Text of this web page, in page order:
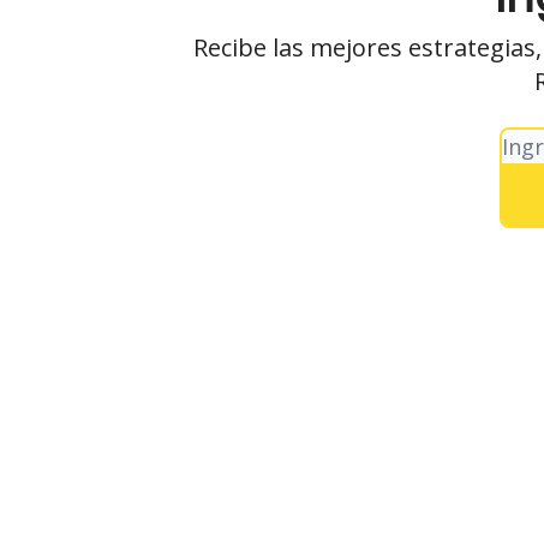
Recibe las mejores